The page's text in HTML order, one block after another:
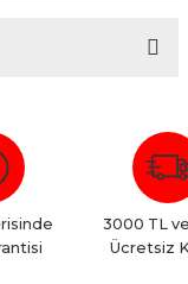
3000 TL
Ücretsiz